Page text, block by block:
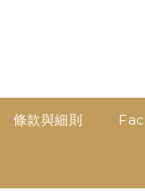
條款與細則